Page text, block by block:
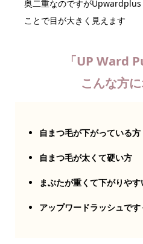
奥二重なのですがUpwardplus
ことで目が大きく見えます
「UP Ward
こんな方
自まつ毛が下がっている方
自まつ毛が太くて硬い方
まぶたが重くて下がりやす
アップワードラッシュで